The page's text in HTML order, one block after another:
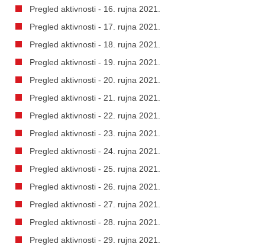
Pregled aktivnosti - 16. rujna 2021.
Pregled aktivnosti - 17. rujna 2021.
Pregled aktivnosti - 18. rujna 2021.
Pregled aktivnosti - 19. rujna 2021.
Pregled aktivnosti - 20. rujna 2021.
Pregled aktivnosti - 21. rujna 2021.
Pregled aktivnosti - 22. rujna 2021.
Pregled aktivnosti - 23. rujna 2021.
Pregled aktivnosti - 24. rujna 2021.
Pregled aktivnosti - 25. rujna 2021.
Pregled aktivnosti - 26. rujna 2021.
Pregled aktivnosti - 27. rujna 2021.
Pregled aktivnosti - 28. rujna 2021.
Pregled aktivnosti - 29. rujna 2021.